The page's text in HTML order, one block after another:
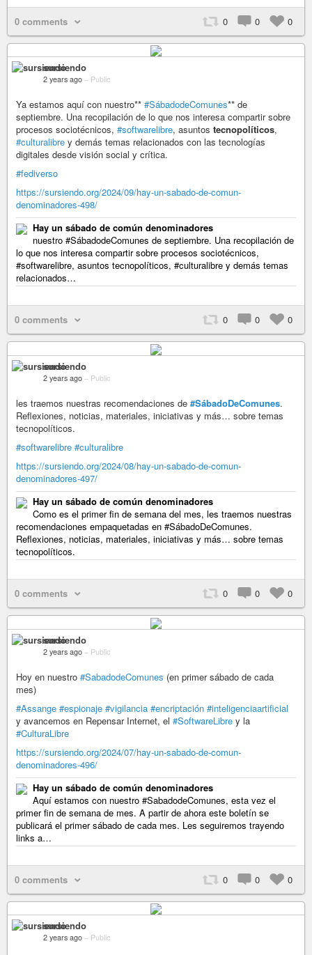
0 comments 0 0 0
sursiendo
2 years ago – Public
Ya estamos aquí con nuestro** #SábadodeComunes** de
septiembre. Una recopilación de lo que nos interesa compartir sobre
procesos sociotécnicos, #softwarelibre, asuntos tecnopolíticos,
#culturalibre y demás temas relacionados con las tecnologías
digitales desde visión social y crítica.
#fediverso
https://sursiendo.org/2024/09/hay-un-sabado-de-comun-
denominadores-498/
Hay un sábado de común denominadores
nuestro #SábadodeComunes de septiembre. Una recopilación de
lo que nos interesa compartir sobre procesos sociotécnicos,
#softwarelibre, asuntos tecnopolíticos, #culturalibre y demás temas
relacionados…
0 comments 0 0 0
sursiendo
2 years ago – Public
les traemos nuestras recomendaciones de #SábadoDeComunes.
Reflexiones, noticias, materiales, iniciativas y más… sobre temas
tecnopolíticos.
#softwarelibre #culturalibre
https://sursiendo.org/2024/08/hay-un-sabado-de-comun-
denominadores-497/
Hay un sábado de común denominadores
Como es el primer fin de semana del mes, les traemos nuestras
recomendaciones empaquetadas en #SábadoDeComunes.
Reflexiones, noticias, materiales, iniciativas y más… sobre temas
tecnopolíticos.
0 comments 0 0 0
sursiendo
2 years ago – Public
Hoy en nuestro #SabadodeComunes (en primer sábado de cada
mes)
#Assange #espionaje #vigilancia #encriptación #inteligenciaartificial
y avancemos en Repensar Internet, el #SoftwareLibre y la
#CulturaLibre
https://sursiendo.org/2024/07/hay-un-sabado-de-comun-
denominadores-496/
Hay un sábado de común denominadores
Aquí estamos con nuestro #SabadodeComunes, esta vez el
primer fin de semana de mes. A partir de ahora este boletín se
publicará el primer sábado de cada mes. Les seguiremos trayendo
links a…
0 comments 0 0 0
sursiendo
2 years ago – Public